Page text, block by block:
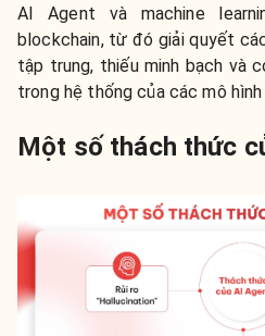
AI Agent và machine
blockchain, từ đó giải quyết
tập trung, thiếu minh bạch và
trong hệ thống của các mô
Một số thách thức